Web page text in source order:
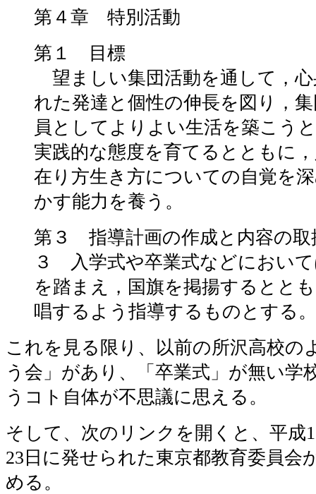
第４章 特別活動
第１ 目標
望ましい集団活動を通して，
れた発達と個性の伸長を図り，
員としてよりよい生活を築こう
実践的な態度を育てるとともに
在り方生き方についての自覚を
かす能力を養う。
第３ 指導計画の作成と内容の取
３ 入学式や卒業式などにおい
を踏まえ，国旗を掲揚するとと
唱するよう指導するものとする。
これを見る限り、以前の所沢高校の
う会」があり、「卒業式」が無い学
うコト自体が不思議に思える。
そして、次のリンクを開くと、平成
23日に発せられた東京都教育委員会
める。